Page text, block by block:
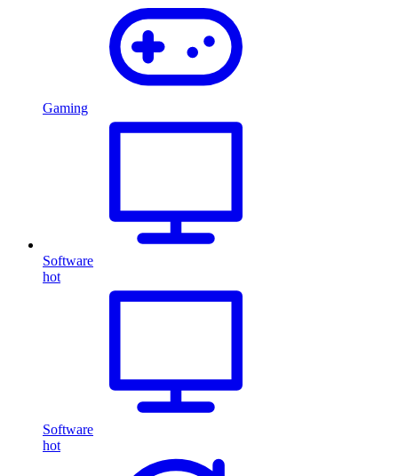
Gaming
Software
hot
Software
hot